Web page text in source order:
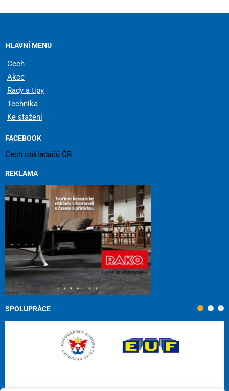
HLAVNÍ MENU
Cech
Akce
Rady a tipy
Technika
Ke stažení
FACEBOOK
Cech obkladačů ČR
REKLAMA
SPOLUPRÁCE